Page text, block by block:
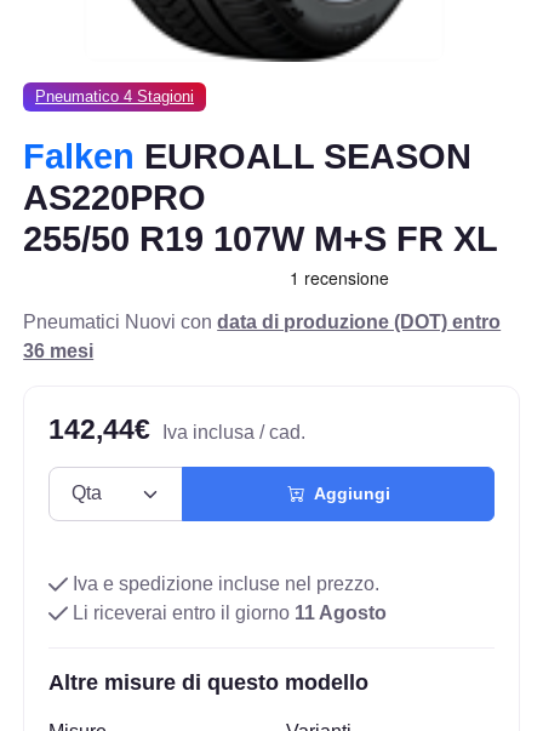
Pneumatico 4 Stagioni
Falken EUROALL SEASON
AS220PRO
255/50 R19 107W M+S FR XL
Pneumatici Nuovi condata di produzione (DOT) entro
36 mesi
142,44€ Iva inclusa / cad.
Aggiungi
Iva e spedizione incluse nel prezzo.
Li riceverai entro il giorno 11 Agosto
Altre misure di questo modello